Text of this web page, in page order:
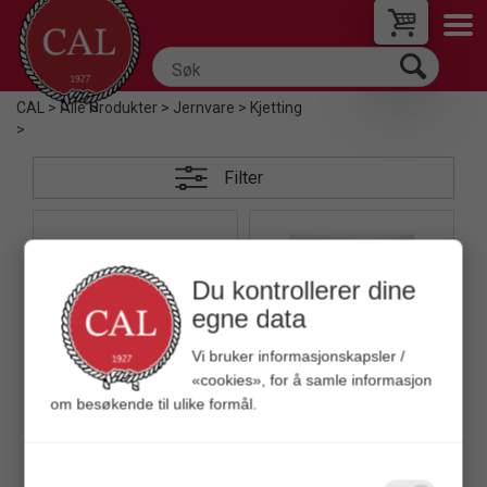
CAL >Alle Produkter>Jernvare>Kjetting
>
Filter
Quick View+
Panserkjetting - Spole
Forniklet stål - 15 meter
Du kontrollerer dine
egne data
Vi bruker informasjonskapsler /
«cookies», for å samle informasjon
om besøkende til ulike formål.